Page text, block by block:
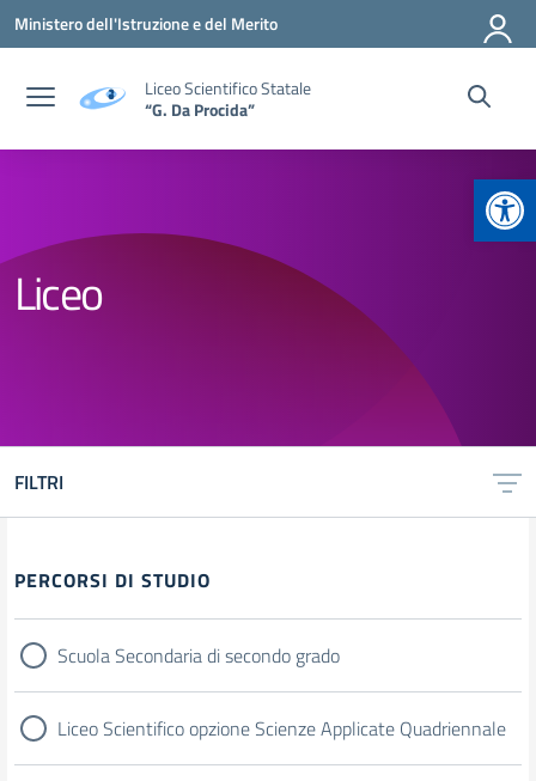
Vai ai contenuti
Vai al menu di navigazione
Vai al footer
Ministero dell'Istruzione e del Merito
Liceo Scientifico Statale
“G. Da Procida”
Liceo
FILTRI
Filtri
PERCORSI DI STUDIO
Scuola Secondaria di secondo grado
Liceo Scientifico opzione Scienze Applicate Quadriennale